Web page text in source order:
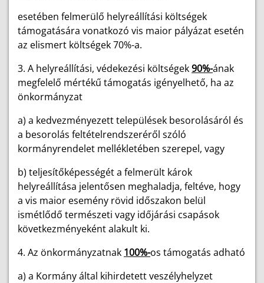
esetében felmerülő helyreállítási költségek
támogatására vonatkozó vis maior pályázat esetén
az elismert költségek 70%-a.
3. A helyreállítási, védekezési költségek90%-ának
megfelelő mértékű támogatás igényelhető, ha az
önkormányzat
a) a kedvezményezett települések besorolásáról és
a besorolás feltételrendszeréről szóló
kormányrendelet mellékletében szerepel, vagy
b) teljesítőképességét a felmerült károk
helyreállítása jelentősen meghaladja, feltéve, hogy
a vis maior esemény rövid időszakon belül
ismétlődő természeti vagy időjárási csapások
következményeként alakult ki.
4. Az önkormányzatnak 100%-os támogatás adható
a) a Kormány által kihirdetett veszélyhelyzet